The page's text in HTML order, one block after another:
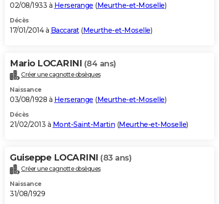
02/08/1933 à Herserange (Meurthe-et-Moselle)
Décès
17/01/2014 à Baccarat(Meurthe-et-Moselle)
Mario LOCARINI (84 ans)
Créer une cagnotte obsèques
Naissance
03/08/1928 à Herserange (Meurthe-et-Moselle)
Décès
21/02/2013 à Mont-Saint-Martin (Meurthe-et-Moselle)
Guiseppe LOCARINI (83 ans)
Créer une cagnotte obsèques
Naissance
31/08/1929